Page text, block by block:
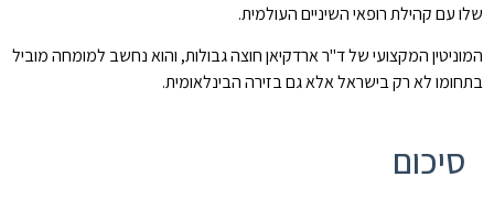
שלו עם קהילת רופאי השיניים העולמית.
המוניטין המקצועי של ד"ר ארדקיאן חוצה גבולות, והוא נחשב למומחה מוביל
בתחומו לא רק בישראל אלא גם בזירה הבינלאומית.
סיכום